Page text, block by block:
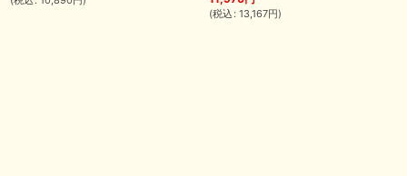
(税込 : 13,167円)